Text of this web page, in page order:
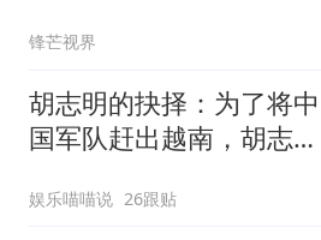
锋芒视界
胡志明的抉择：为了将中
国军队赶出越南，胡志明
娱乐喵喵说 26跟贴